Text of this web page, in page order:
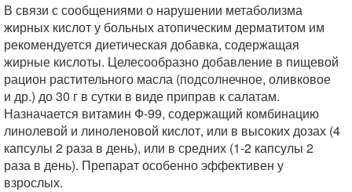
В связи с сообщениями о нарушении метаболизма
жирных кислот у больных атопическим дерматитом им
рекомендуется диетическая добавка, содержащая
жирные кислоты. Целесообразно добавление в пищевой
рацион растительного масла (подсолнечное, оливковое
и др.) до 30 г в сутки в виде приправ к салатам.
Назначается витамин Ф-99, содержащий комбинацию
линолевой и линоленовой кислот, или в высоких дозах (4
капсулы 2 раза в день), или в средних (1-2 капсулы 2
раза в день). Препарат особенно эффективен у
взрослых.